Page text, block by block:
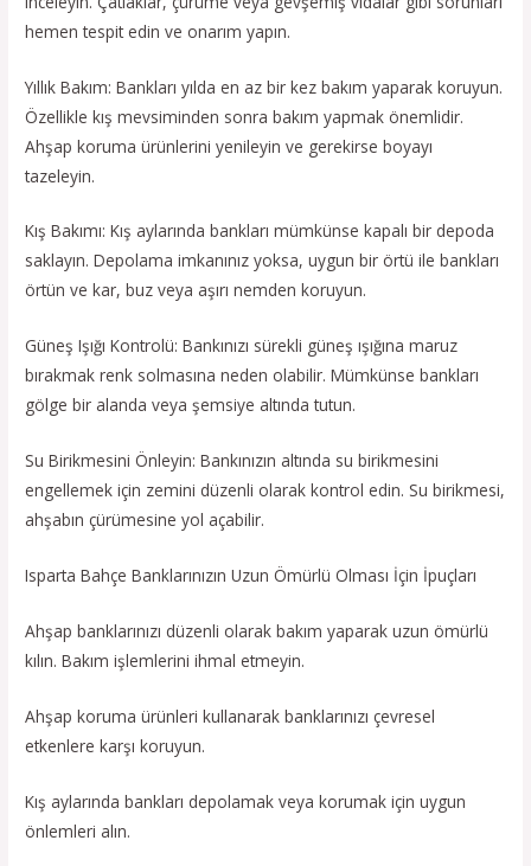
hemen tespit edin ve onarım yapın.
Yıllık Bakım: Bankları yılda en az bir kez bakım yaparak koruyun.
Özellikle kış mevsiminden sonra bakım yapmak önemlidir.
Ahşap koruma ürünlerini yenileyin ve gerekirse boyayı
tazeleyin.
Kış Bakımı: Kış aylarında bankları mümkünse kapalı bir depoda
saklayın. Depolama imkanınız yoksa, uygun bir örtü ile bankları
örtün ve kar, buz veya aşırı nemden koruyun.
Güneş Işığı Kontrolü: Bankınızı sürekli güneş ışığına maruz
bırakmak renk solmasına neden olabilir. Mümkünse bankları
gölge bir alanda veya şemsiye altında tutun.
Su Birikmesini Önleyin: Bankınızın altında su birikmesini
engellemek için zemini düzenli olarak kontrol edin. Su birikmesi,
ahşabın çürümesine yol açabilir.
Isparta Bahçe Banklarınızın Uzun Ömürlü Olması İçin İpuçları
Ahşap banklarınızı düzenli olarak bakım yaparak uzun ömürlü
kılın. Bakım işlemlerini ihmal etmeyin.
Ahşap koruma ürünleri kullanarak banklarınızı çevresel
etkenlere karşı koruyun.
Kış aylarında bankları depolamak veya korumak için uygun
önlemleri alın.